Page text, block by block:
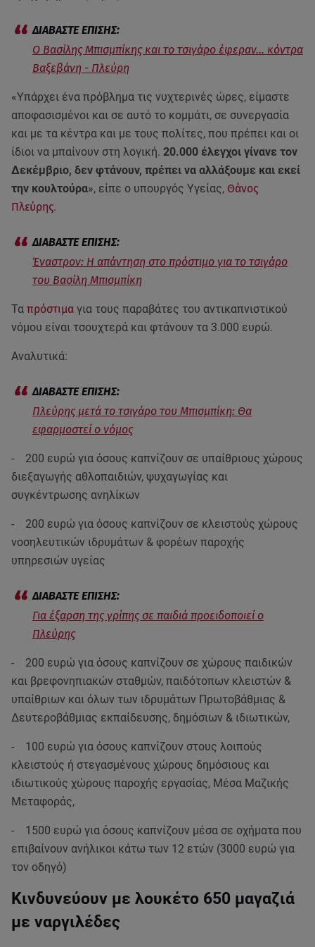
Ο Βασίλης Μπισμπίκης και το τσιγάρο έφεραν... κόντρα
Βαξεβάνη - Πλεύρη
«Υπάρχει ένα πρόβλημα τις νυχτερινές ώρες, είμαστε
αποφασισμένοι και σε αυτό το κομμάτι, σε συνεργασία
και με τα κέντρα και με τους πολίτες, που πρέπει και οι
ίδιοι να μπαίνουν στη λογική. 20.000 έλεγχοι γίνανε τον
Δεκέμβριο, δεν φτάνουν, πρέπει να αλλάξουμε και εκεί
την κουλτούρα», είπε ο υπουργός Υγείας, Θάνος
Πλεύρης.
Έναστρον: Η απάντηση στο πρόστιμο για το τσιγάρο
του Βασίλη Μπισμπίκη
Τα πρόστιμα για τους παραβάτες του αντικαπνιστικού
νόμου είναι τσουχτερά και φτάνουν τα 3.000 ευρώ.
Αναλυτικά:
Πλεύρης μετά το τσιγάρο του Μπισμπίκη: Θα
εφαρμοστεί ο νόμος
- 200 ευρώ για όσους καπνίζουν σε υπαίθριους χώρους
διεξαγωγής αθλοπαιδιών, ψυχαγωγίας και
συγκέντρωσης ανηλίκων
- 200 ευρώ για όσους καπνίζουν σε κλειστούς χώρους
νοσηλευτικών ιδρυμάτων & φορέων παροχής
υπηρεσιών υγείας
Για έξαρση της γρίπης σε παιδιά προειδοποιεί ο
Πλεύρης
- 200 ευρώ για όσους καπνίζουν σε χώρους παιδικών
και βρεφονηπιακών σταθμών, παιδότοπων κλειστών &
υπαίθριων και όλων των ιδρυμάτων Πρωτοβάθμιας &
Δευτεροβάθμιας εκπαίδευσης, δημόσιων & ιδιωτικών,
- 100 ευρώ για όσους καπνίζουν στους λοιπούς
κλειστούς ή στεγασμένους χώρους δημόσιους και
ιδιωτικούς χώρους παροχής εργασίας, Μέσα Μαζικής
Μεταφοράς,
- 1500 ευρώ για όσους καπνίζουν μέσα σε οχήματα που
επιβαίνουν ανήλικοι κάτω των 12 ετών (3000 ευρώ για
τον οδηγό)
Κινδυνεύουν με λουκέτο 650 μαγαζιά
με ναργιλέδες